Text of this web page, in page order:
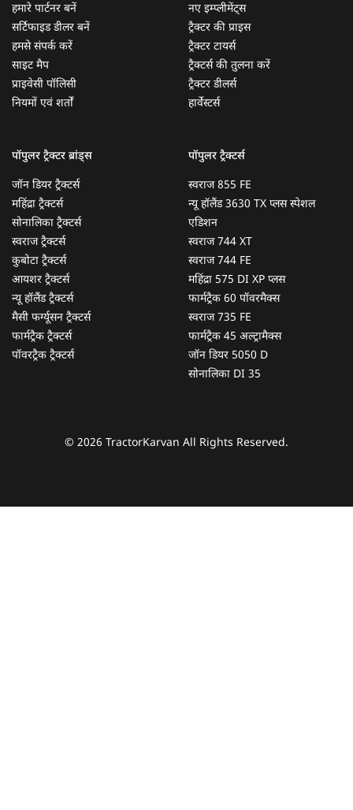
हमारे पार्टनर बनें
सर्टिफाइड डीलर बनें
हमसे संपर्क करें
साइट मैप
प्राइवेसी पॉलिसी
नियमों एवं शर्तों
नए इम्प्लीमेंट्स
ट्रैक्टर की प्राइस
ट्रैक्टर टायर्स
ट्रैक्टर्स की तुलना करें
ट्रैक्टर डीलर्स
हार्वेस्टर्स
पॉपुलर ट्रैक्टर ब्रांड्स
जॉन डियर ट्रैक्टर्स
महिंद्रा ट्रैक्टर्स
सोनालिका ट्रैक्टर्स
स्वराज ट्रैक्टर्स
कुबोटा ट्रैक्टर्स
आयशर ट्रैक्टर्स
न्यू हॉलैंड ट्रैक्टर्स
मैसी फर्ग्यूसन ट्रैक्टर्स
फार्मट्रैक ट्रैक्टर्स
पॉवरट्रैक ट्रैक्टर्स
पॉपुलर ट्रैक्टर्स
स्वराज 855 FE
न्यू हॉलैंड 3630 TX प्लस स्पेशल
एडिशन
स्वराज 744 XT
स्वराज 744 FE
महिंद्रा 575 DI XP प्लस
फार्मट्रैक 60 पॉवरमैक्स
स्वराज 735 FE
फार्मट्रैक 45 अल्ट्रामैक्स
जॉन डियर 5050 D
सोनालिका DI 35
© 2026 TractorKarvan All Rights Reserved.